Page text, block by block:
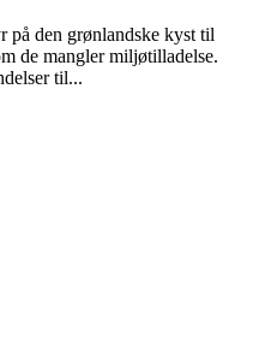
på den grønlandske kyst til
de mangler miljøtilladelse.
til...